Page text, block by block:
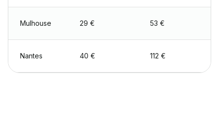
Mulhouse 29 € 53 €
Nantes 40 € 112 €